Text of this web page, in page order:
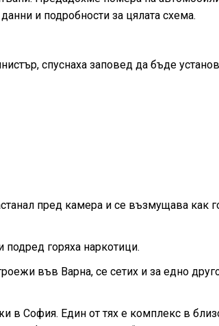
и подробности за цялата схема.
спуснаха заповед да бъде
пред камера и се възмущава как
горяха наркотици.
във Варна, се сетих и за едно
в София. Един от тях е комплекс в